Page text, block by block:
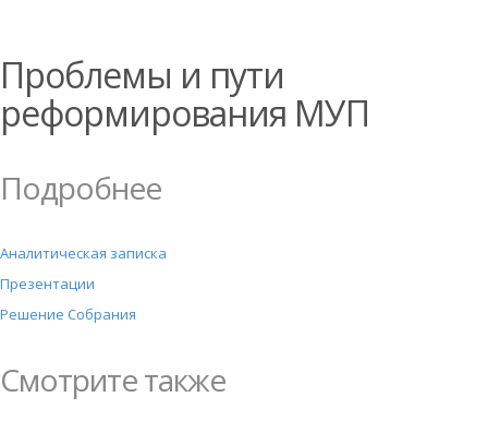
Проблемы и пути
реформирования МУП
Подробнее
Аналитическая записка
Презентации
Решение Собрания
Смотрите также